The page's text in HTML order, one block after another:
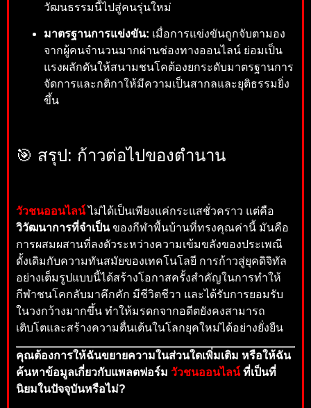
วัฒนธรรมนี้ไปสู่คนรุ่นใหม่
มาตรฐานการแข่งขัน: เมื่อการแข่งขันถูกจับตามอง
จากผู้คนจำนวนมากผ่านช่องทางออนไลน์ ย่อมเป็น
แรงผลักดันให้สนามชนโคต้องยกระดับมาตรฐานการ
จัดการและกติกาให้มีความเป็นสากลและยุติธรรมยิ่ง
ขึ้น
🎯 สรุป: ก้าวต่อไปของตำนาน
วัวชนออนไลน์ไม่ได้เป็นเพียงแค่กระแสชั่วคราว แต่คือ
วิวัฒนาการที่จำเป็นของกีฬาพื้นบ้านที่ทรงคุณค่านี้ มันคือ
การผสมผสานที่ลงตัวระหว่างความเข้มขลังของประเพณี
ดั้งเดิมกับความทันสมัยของเทคโนโลยี การก้าวสู่ยุคดิจิทัล
อย่างเต็มรูปแบบนี้ได้สร้างโอกาสครั้งสำคัญในการทำให้
กีฬาชนโคกลับมาคึกคัก มีชีวิตชีวา และได้รับการยอมรับ
ในวงกว้างมากขึ้น ทำให้มรดกจากอดีตยังคงสามารถ
เติบโตและสร้างความตื่นเต้นในโลกยุคใหม่ได้อย่างยั่งยืน
คุณต้องการให้ฉันขยายความในส่วนใดเพิ่มเติม หรือให้ฉัน
ค้นหาข้อมูลเกี่ยวกับแพลตฟอร์ม วัวชนออนไลน์ที่เป็นที่
นิยมในปัจจุบันหรือไม่?